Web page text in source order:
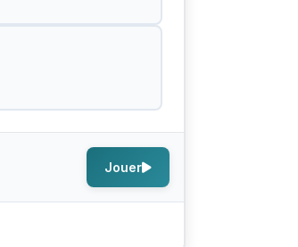
Jouer